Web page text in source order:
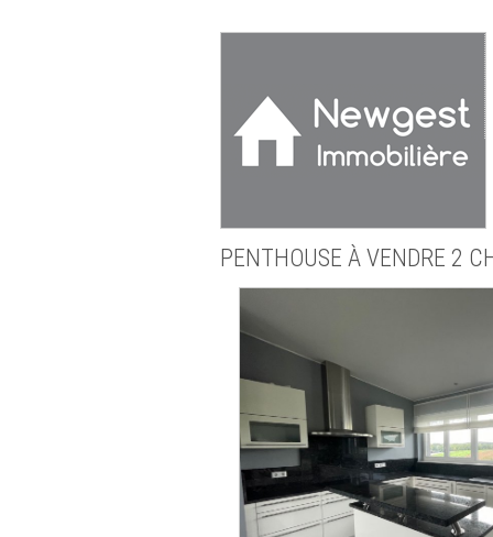
PENTHOUSE À VENDRE 2